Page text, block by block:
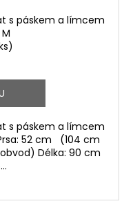
s páskem a límcem
s páskem a límcem
52 cm (104 cm
Délka: 90 cm